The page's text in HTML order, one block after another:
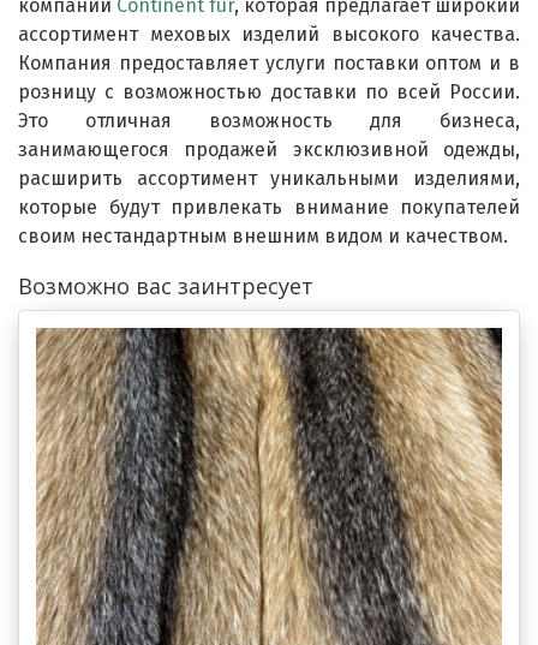
компании Continent fur, которая предлагает широкий
ассортимент меховых изделий высокого качества.
Компания предоставляет услуги поставки оптом и в
розницу с возможностью доставки по всей России.
Это отличная возможность для бизнеса,
занимающегося продажей эксклюзивной одежды,
расширить ассортимент уникальными изделиями,
которые будут привлекать внимание покупателей
своим нестандартным внешним видом и качеством.
Возможно вас заинтресует